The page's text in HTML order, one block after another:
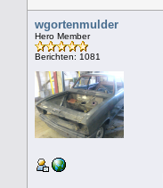
wgortenmulder
Hero Member
Berichten: 1081